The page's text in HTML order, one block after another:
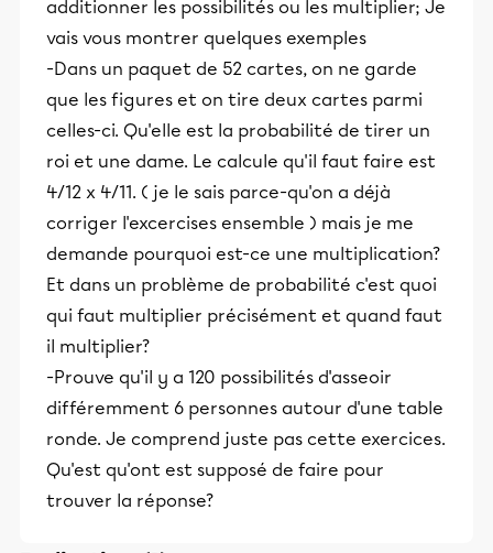
additionner les possibilités ou les multiplier; Je
vais vous montrer quelques exemples
-Dans un paquet de 52 cartes, on ne garde
que les figures et on tire deux cartes parmi
celles-ci. Qu'elle est la probabilité de tirer un
roi et une dame. Le calcule qu'il faut faire est
4/12 x 4/11. ( je le sais parce-qu'on a déjà
corriger l'excercises ensemble ) mais je me
demande pourquoi est-ce une multiplication?
Et dans un problème de probabilité c'est quoi
qui faut multiplier précisément et quand faut
il multiplier?
-Prouve qu'il y a 120 possibilités d'asseoir
différemment 6 personnes autour d'une table
ronde. Je comprend juste pas cette exercices.
Qu'est qu'ont est supposé de faire pour
trouver la réponse?